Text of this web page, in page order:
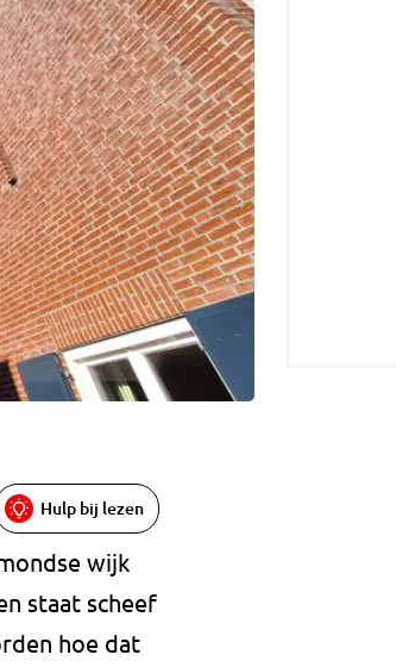
Hulp bij lezen
wijk
staat scheef
hoe dat